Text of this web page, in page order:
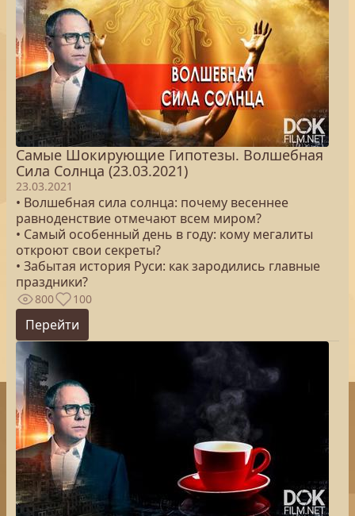
Самые Шокирующие Гипотезы. Волшебная
Сила Солнца (23.03.2021)
23.03.2021
• Волшебная сила солнца: почему весеннее
равноденствие отмечают всем миром?
• Самый особенный день в году: кому мегалиты
откроют свои секреты?
• Забытая история Руси: как зародились главные
праздники?
800 100
Перейти